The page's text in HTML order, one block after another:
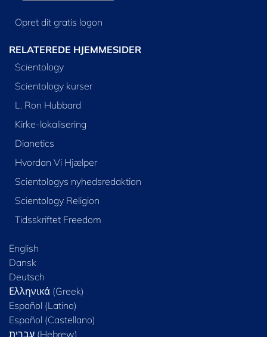
Opret dit gratis logon
RELATEREDE HJEMMESIDER
Scientology
Scientology kurser
L. Ron Hubbard
Kirke-lokalisering
Dianetics
Hvordan Vi Hjælper
Scientologys nyhedsredaktion
Scientology Religion
Tidsskriftet Freedom
English
Dansk
Deutsch
Ελληνικά (Greek)
Español (Latino)
Español (Castellano)